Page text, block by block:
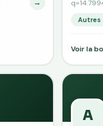
→
Autres
Voir la
A